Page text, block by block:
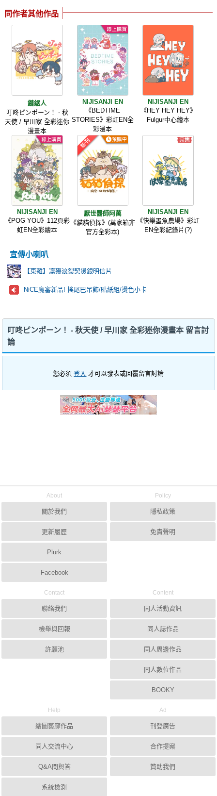
同作者其他作品
鏈鋸人
叮咚ピンポーン！ - 秋
天使 / 早川家 全彩迷你
漫畫本
NIJISANJI EN
《BEDTIME
STORIES》彩虹EN全
彩漫本
NIJISANJI EN
《HEY HEY HEY》
Fulgur中心繪本
NIJISANJI EN
《POG YOU》112頁彩
虹EN全彩繪本
厭世醫師阿萬
《貓貓偵探》(萬家箱非
官方全彩本)
NIJISANJI EN
《快樂墨魚農場》彩虹
EN全彩紀錄片(?)
宣傳小喇叭
【東離】凜殤浪裂契燙銀明信片
NiCE魔審新品! 搖尾巴吊飾/貼紙組/燙色小卡
叮咚ピンポーン！ - 秋天使 / 早川家 全彩迷你漫畫本 留言討
論
您必須登入 才可以發表或回覆留言討論
About
關於我們
更新履歷
Plurk
Facebook
Policy
隱私政策
免責聲明
Contact
聯絡我們
檢舉與回報
許願池
Content
同人活動資訊
同人誌作品
同人周邊作品
同人數位作品
BOOKY
Help
繪圖藝廊作品
同人交流中心
Q&A問與答
系統檢測
Ad
刊登廣告
合作提案
贊助我們